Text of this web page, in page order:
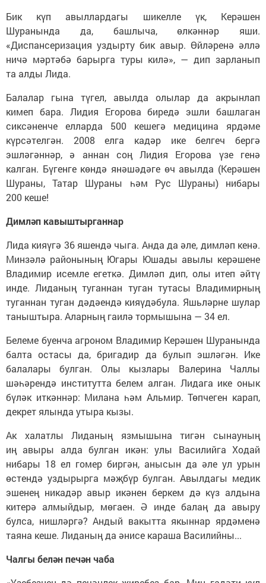
Бик күп авыллардагы шикелле үк, Керәшен
Шуранында да, башлыча, өлкәннәр яши.
«Диспансеризация уздырту бик авыр. Өйләренә әллә
ничә мәртәбә барырга туры килә», — дип зарланып
та алды Лида.
Балалар гына түгел, авылда олылар да акрынлап
кимеп бара. Лидия Егорова биредә эшли башлаган
сиксәненче елларда 500 кешегә медицина ярдәме
күрсәтелгән. 2008 елга кадәр ике белгеч бергә
эшләгәннәр, ә аннан соң Лидия Егорова үзе генә
калган. Бүгенге көндә янәшәдәге өч авылда (Керәшен
Шураны, Татар Шураны һәм Рус Шураны) нибары
200 кеше!
Димләп кавыштырганнар
Лида кияүгә 36 яшендә чыга. Анда да әле, димләп кенә.
Минзәлә районының Югары Юшады авылы керәшене
Владимир исемле егеткә. Димләп дип, олы итеп әйтү
инде. Лиданың туганнан туган тутасы Владимирның
туганнан туган дәдәендә кияүдәбула. Яшьләрне шулар
таныштыра. Аларның гаилә тормышына — 34 ел.
Белеме буенча агроном Владимир Керәшен Шуранында
балта остасы да, бригадир да булып эшләгән. Ике
балалары булган. Олы кызлары Валерина Чаллы
шәһәрендә институтта белем алган. Лидага ике онык
бүләк иткәннәр: Милана һәм Альмир. Төпчеген карап,
декрет ялында утыра кызы.
Ак халатлы Лиданың язмышына тигән сынауның
иң авыры алда булган икән: улы Василийга Ходай
нибары 18 ел гомер биргән, анысын да әле ул урын
өстендә уздырырга мәҗбүр булган. Авылдагы медик
эшенең никадәр авыр икәнен беркем дә күз алдына
китерә алмыйдыр, мөгаен. Ә инде балаң да авыру
булса, нишләргә? Андый вакытта якыннар ярдәменә
таяна кеше. Лиданың да әнисе караша Василийны...
Чалгы белән печән чаба